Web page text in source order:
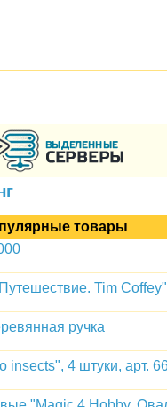
товары
Tim Coffey"
ручка
4 штуки, арт.